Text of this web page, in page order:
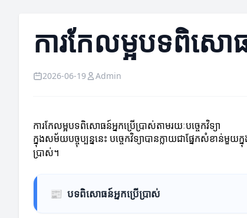
ការកែលម្អបទពិសោធ
2026-06-19 Admin
ការកែលម្អបទពិសោធន៍អ្នកប្រើប្រាស់តាមរយៈបច្ចេកវិទ្យា
ក្នុងសម័យបច្ចុប្បន្ននេះ បច្ចេកវិទ្យាបានក្លាយជាផ្នែកសំខាន់
ប្រាស់។
📰 បទពិសោធន៍អ្នកប្រើប្រាស់